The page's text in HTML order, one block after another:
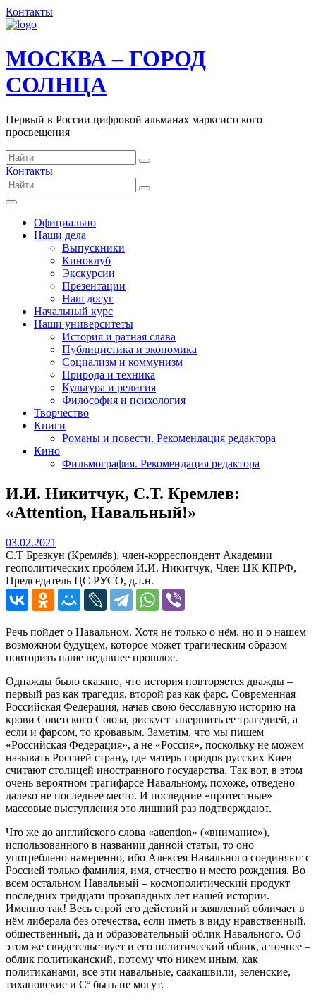
Контакты
МОСКВА – ГОРОД
СОЛНЦА
Первый в России цифровой альманах марксистского
просвещения
Контакты
Официально
Наши дела
Выпускники
Киноклуб
Экскурсии
Презентации
Наш досуг
Начальный курс
Наши университеты
История и ратная слава
Публицистика и экономика
Социализм и коммунизм
Природа и техника
Культура и религия
Философия и психология
Творчество
Книги
Романы и повести. Рекомендация редактора
Кино
Фильмография. Рекомендация редактора
И.И. Никитчук, С.Т. Кремлев:
«Attention, Навальный!»
03.02.2021
С.Т Брезкун (Кремлёв), член-корреспондент Академии
геополитических проблем И.И. Никитчук, Член ЦК КПРФ,
Председатель ЦС РУСО, д.т.н.
Речь пойдет о Навальном. Хотя не только о нём, но и о нашем
возможном будущем, которое может трагическим образом
повторить наше недавнее прошлое.
Однажды было сказано, что история повторяется дважды –
первый раз как трагедия, второй раз как фарс. Современная
Российская Федерация, начав свою бесславную историю на
крови Советского Союза, рискует завершить ее трагедией, а
если и фарсом, то кровавым. Заметим, что мы пишем
«Российская Федерация», а не «Россия», поскольку не можем
называть Россией страну, где матерь городов русских Киев
считают столицей иностранного государства. Так вот, в этом
очень вероятном трагифарсе Навальному, похоже, отведено
далеко не последнее место. И последние «протестные»
массовые выступления это лишний раз подтверждают.
Что же до английского слова «attention» («внимание»),
использованного в названии данной статьи, то оно
употреблено намеренно, ибо Алексея Навального соединяют с
Россией только фамилия, имя, отчество и место рождения. Во
всём остальном Навальный – космополитический продукт
последних тридцати прозападных лет нашей истории.
Именно так! Весь строй его действий и заявлений обличает в
нём либерала без отечества, если иметь в виду нравственный,
общественный, да и образовательный облик Навального. Об
этом же свидетельствует и его политический облик, а точнее –
облик политиканский, потому что никем иным, как
политиканами, все эти навальные, саакашвили, зеленские,
тихановские и Сº быть не могут.